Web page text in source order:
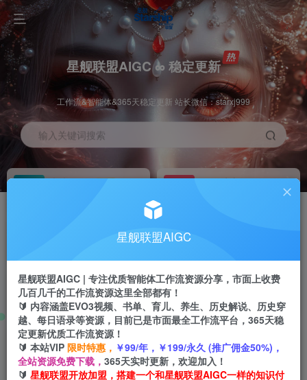
星舰联盟AIGC ∞ 稳定更新
工作流&智能体&365天稳定更新 站长微信：starxj999
输入关键词搜索
加入会员 工作流主页
每周免费工作流体验
站长招募
推荐
项目周期预估10年
星舰联盟AIGC
星舰联盟AIGC | 专注优质智能体工作流资源分享，市面上收费
几百几千的工作流资源这里全部都有！
🔰 内容涵盖EVO3视频、书单、育儿、养生、历史解说、历史穿
越、每日语录等资源，目前已是市面最全工作流平台，365天稳
定更新优质工作流资源！
🔰 本站VIP 限时特惠， ￥99/年，￥199/永久 (推广佣金50%)，
全站资源免费下载， 365天实时更新，欢迎加入！
🔰 星舰联盟开放加盟，搭建一个和星舰联盟AIGC一样的知识付